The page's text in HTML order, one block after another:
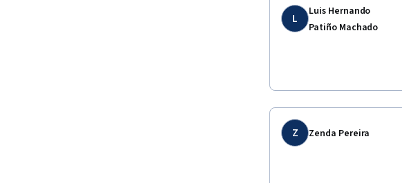
L
Luis Hernando
Patiño Machado
Z Zenda Pereira